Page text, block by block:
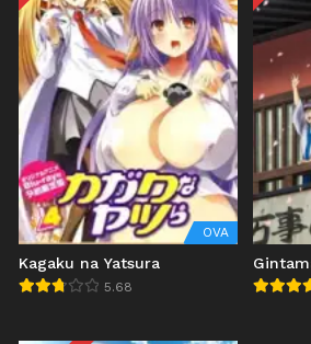
OVA
Kagaku na Yatsura
5.68